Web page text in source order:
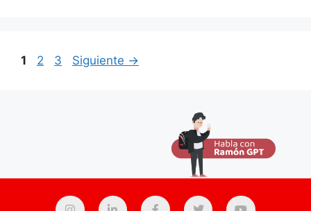
1 2 3 Siguiente →